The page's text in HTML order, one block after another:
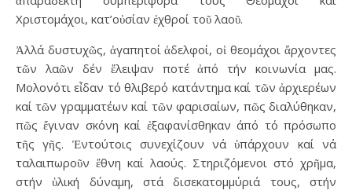
Χριστομάχοι, κατ’οὐσίαν ἐχθροί τοῦ λαοῦ.
Ἀλλά δυστυχῶς, ἀγαπητοί ἀδελφοί, οἱ θεομάχοι ἄρχοντες
τῶν λαῶν δέν ἔλειψαν ποτέ ἀπό τήν κοινωνία μας.
Μολονότι εἶδαν τό θλιβερό κατάντημα καί τῶν ἀρχιερέων
καί τῶν γραμματέων καί τῶν φαρισαίων, πῶς διαλύθηκαν,
πῶς ἔγιναν σκόνη καί ἐξαφανίσθηκαν άπό τό πρόσωπο
τῆς γῆς. Ἐντούτοις συνεχίζουν νά ὑπάρχουν καί νά
ταλαιπωροῦν ἔθνη καί λαούς. Στηριζόμενοι στό χρῆμα,
στήν ὑλική δύναμη, στά δισεκατομμύριά τους, στήν